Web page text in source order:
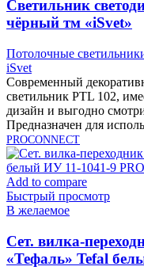
Cветильник
чёрный тм «iSvet»
Потолочные
iSvet
Современный
светильник PTL 102,
дизайн и выгодно
Предназначен для
PROCONNECT
Add to compare
Быстрый просмотр
В желаемое
Cет. вилка-
«Тефаль» Tefal